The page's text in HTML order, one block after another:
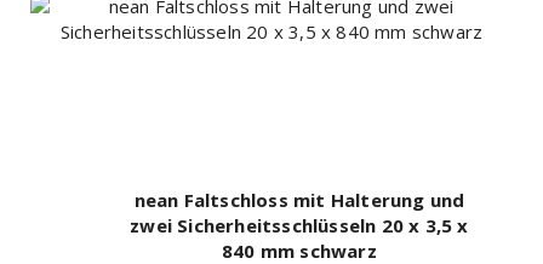
nean Faltschloss mit Halterung und
zwei Sicherheitsschlüsseln 20 x 3,5 x
840 mm schwarz